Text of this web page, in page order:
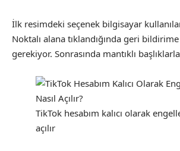
İlk resimdeki seçenek bilgisayar
Noktalı alana tıklandığında geri
gerekiyor. Sonrasında mantıklı
TikTok hesabım kalıcı olarak
açılır